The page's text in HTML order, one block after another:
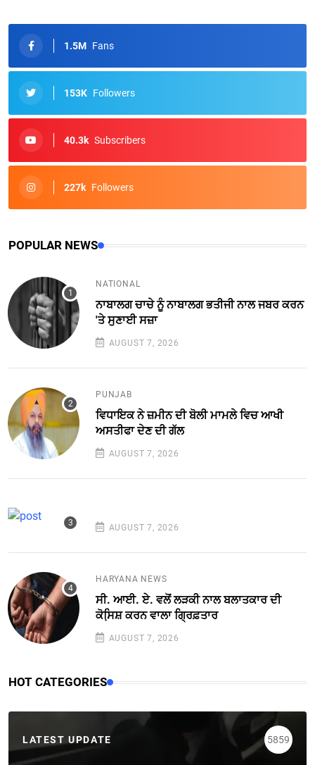
1.5M Fans
153K Followers
40.3k Subscribers
227k Followers
POPULAR NEWS
NATIONAL
ਨਾਬਾਲਗ ਚਾਚੇ ਨੂੰ ਨਾਬਾਲਗ ਭਤੀਜੀ ਨਾਲ ਜਬਰ ਕਰਨ
'ਤੇ ਸੁਣਾਈ ਸਜ਼ਾ
AUGUST 7, 2026
PUNJAB
ਵਿਧਾਇਕ ਨੇ ਜ਼ਮੀਨ ਦੀ ਬੋਲੀ ਮਾਮਲੇ ਵਿਚ ਆਖੀ
ਅਸਤੀਫਾ ਦੇਣ ਦੀ ਗੱਲ
AUGUST 7, 2026
AUGUST 7, 2026
HARYANA NEWS
ਸੀ. ਆਈ. ਏ. ਵਲੋਂ ਲੜਕੀ ਨਾਲ ਬਲਾਤਕਾਰ ਦੀ
ਕੋਸਿ਼ਸ਼ ਕਰਨ ਵਾਲਾ ਗ੍ਰਿਫ਼ਤਾਰ
AUGUST 7, 2026
HOT CATEGORIES
LATEST UPDATE 5859